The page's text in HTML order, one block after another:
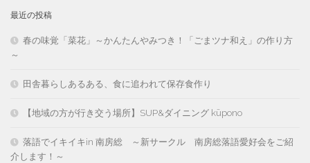
最近の投稿
春の味覚「菜花」～かんたんやみつき！「ごまツナ和え」の作り方
～
田舎暮らしあるある、食に追われて保存食作り
【地域の方が行き交う場所】SUP&ダイニング kūpono
落語でイキイキin 南房総 ～新サークル 南房総落語愛好会をご紹
介します！～